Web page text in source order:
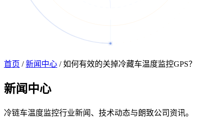
首页 / 新闻中心 / 如何有效的关掉冷藏车温度监控GPS？
新闻 中心
冷链车温度监控行业新闻、技术动态与朗致公司资讯。